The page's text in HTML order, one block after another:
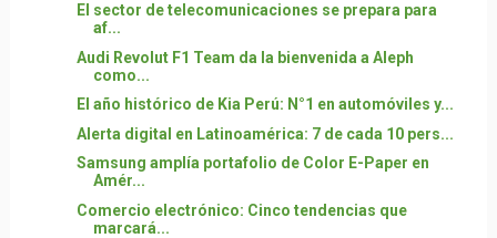
El sector de telecomunicaciones se prepara para
af...
Audi Revolut F1 Team da la bienvenida a Aleph
como...
El año histórico de Kia Perú: N°1 en automóviles y...
Alerta digital en Latinoamérica: 7 de cada 10 pers...
Samsung amplía portafolio de Color E-Paper en
Amér...
Comercio electrónico: Cinco tendencias que
marcará...